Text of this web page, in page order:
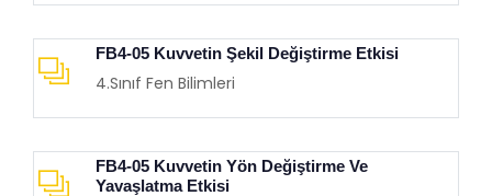
FB4-05 Kuvvetin Şekil Değiştirme Etkisi
4.Sınıf Fen Bilimleri
FB4-05 Kuvvetin Yön Değiştirme Ve
Yavaşlatma Etkisi